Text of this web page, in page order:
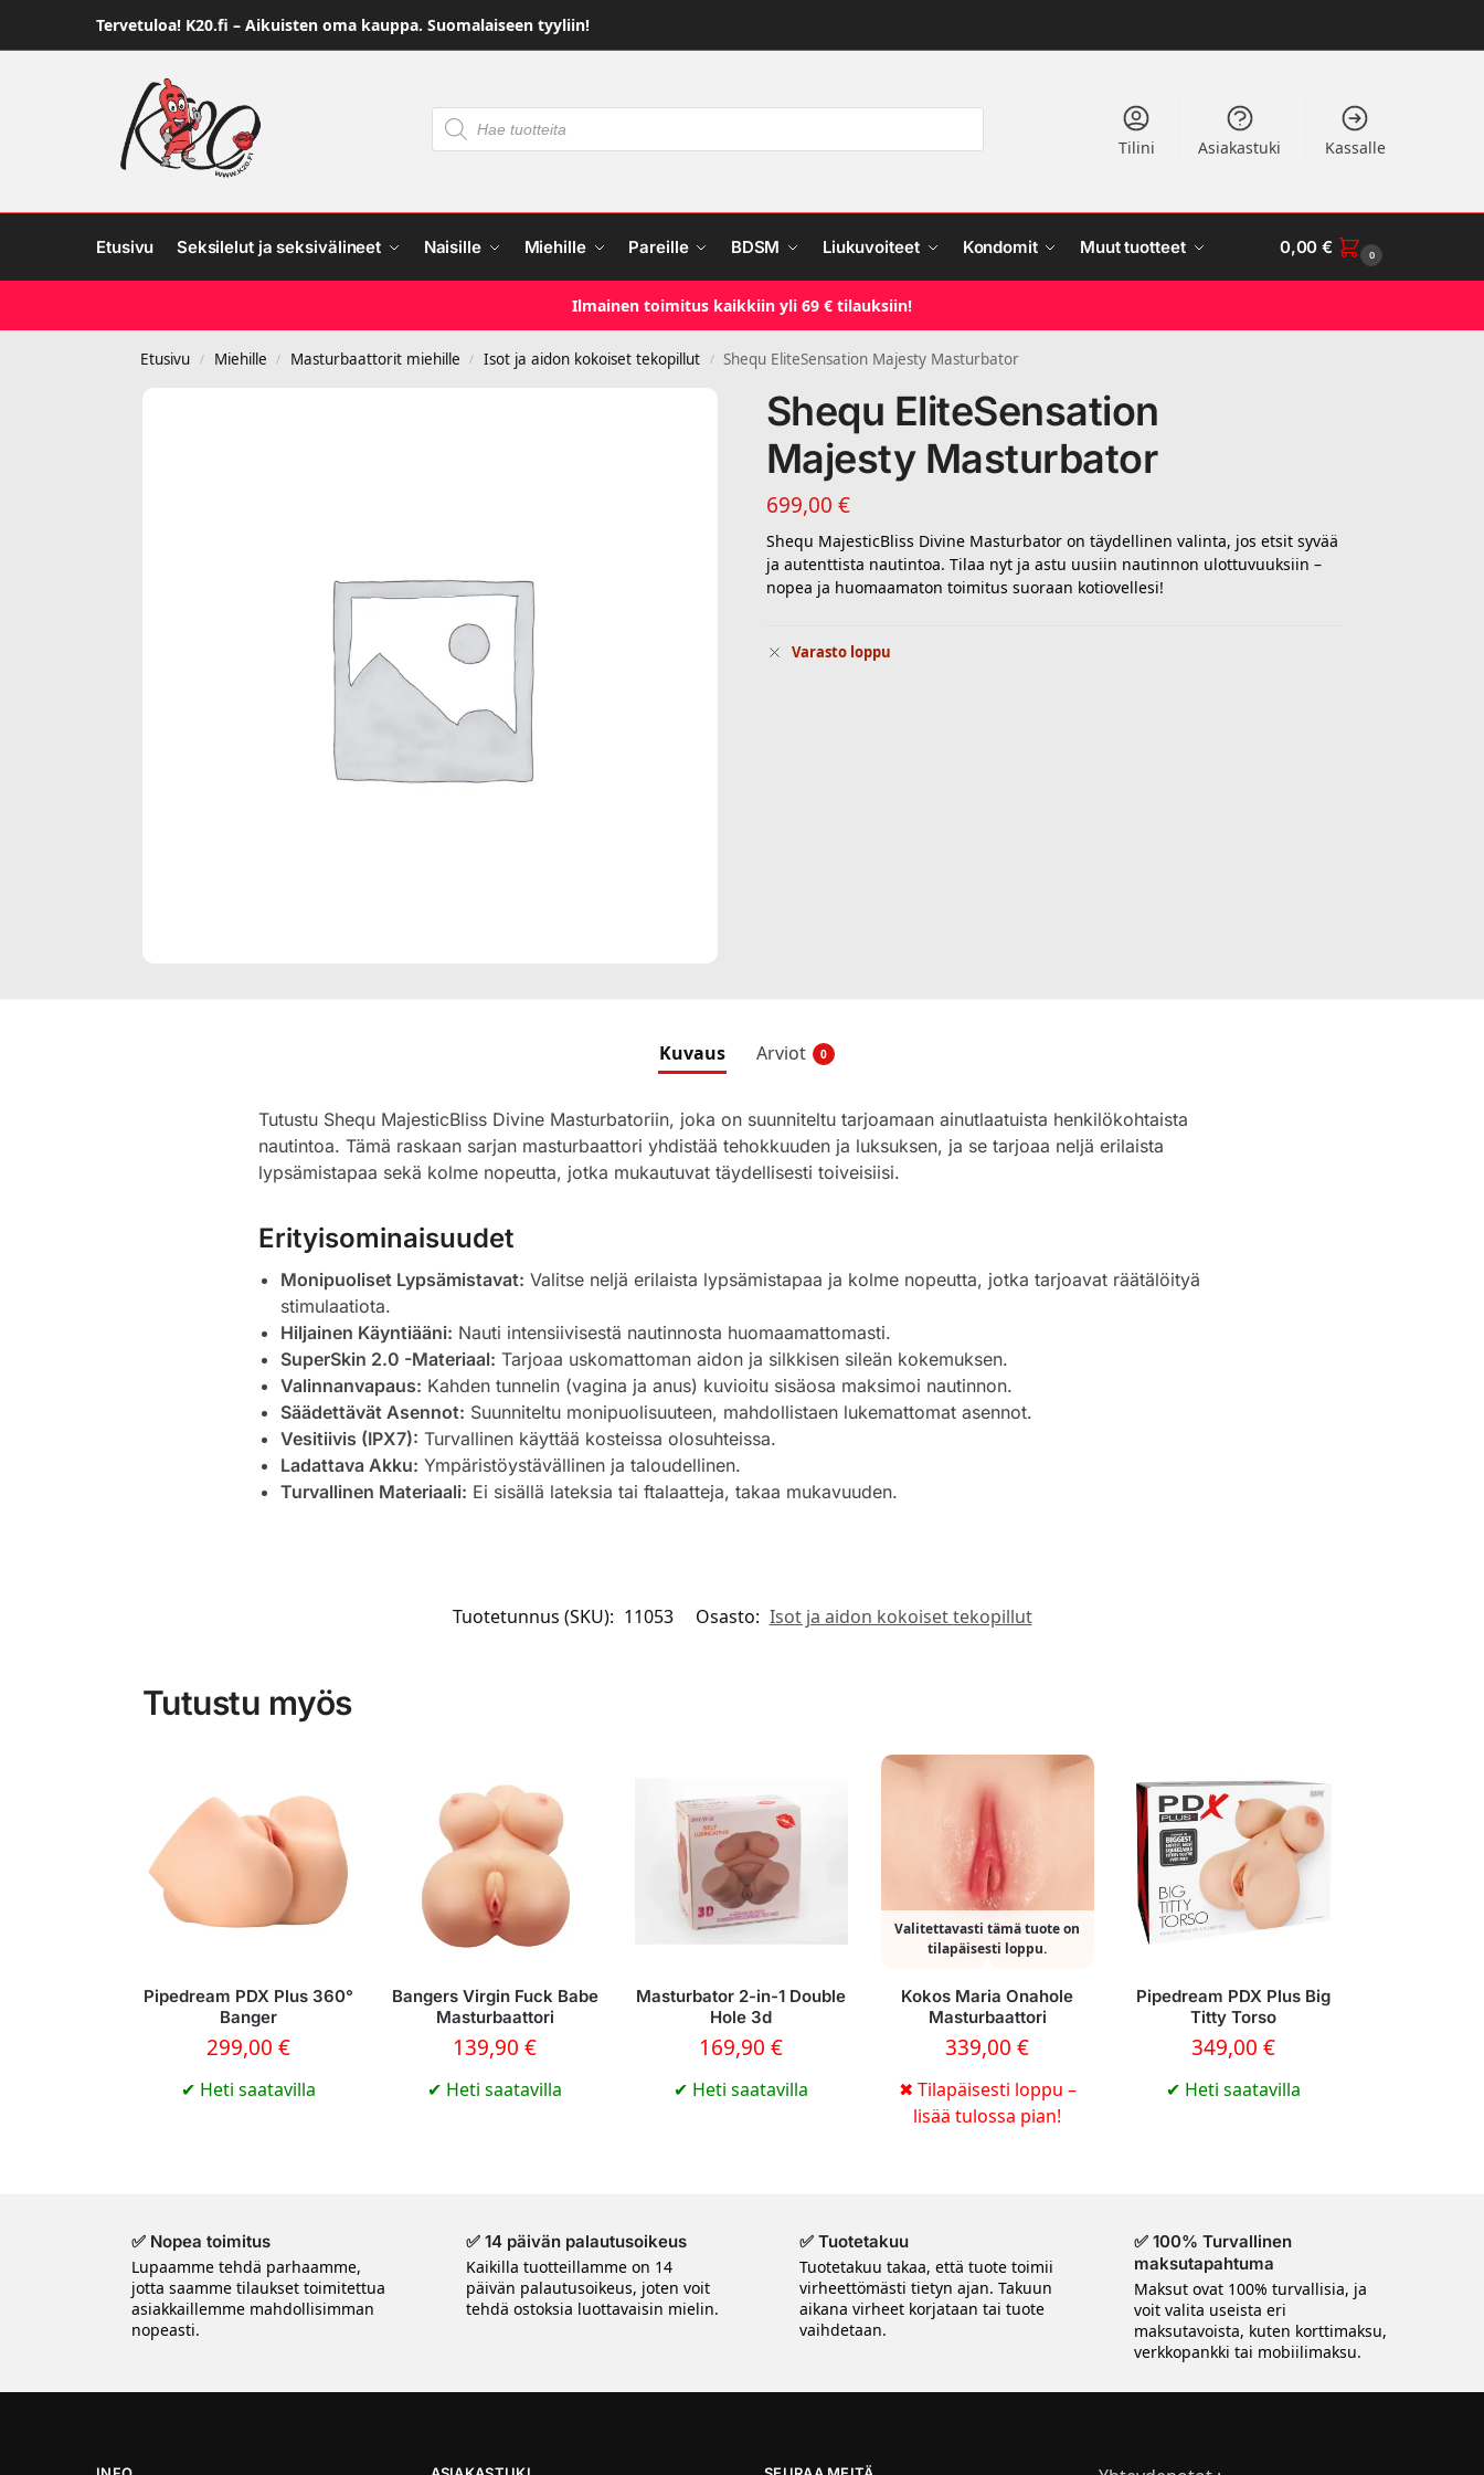
Tervetuloa! K20.fi – Aikuisten oma kauppa. Suomalaiseen tyyliin!
Tilini Asiakastuki Kassalle
Etusivu Seksilelut ja seksivälineet Naisille Miehille Pareille BDSM Liukuvoiteet Kondomit Muut tuotteet 0,00€ 0
Ilmainen toimitus kaikkiin yli 69 € tilauksiin!
Etusivu / Miehille / Masturbaattorit miehille / Isot ja aidon kokoiset tekopillut / Shequ EliteSensation Majesty Masturbator
Shequ EliteSensation
Majesty Masturbator
699,00 €
Shequ MajesticBliss Divine Masturbator on täydellinen valinta, jos etsit syvää
ja autenttista nautintoa. Tilaa nyt ja astu uusiin nautinnon ulottuvuuksiin –
nopea ja huomaamaton toimitus suoraan kotiovellesi!
Varasto loppu
Kuvaus Arviot 0
Tutustu Shequ MajesticBliss Divine Masturbatoriin, joka on suunniteltu tarjoamaan ainutlaatuista henkilökohtaista
nautintoa. Tämä raskaan sarjan masturbaattori yhdistää tehokkuuden ja luksuksen, ja se tarjoaa neljä erilaista
lypsämistapaa sekä kolme nopeutta, jotka mukautuvat täydellisesti toiveisiisi.
Erityisominaisuudet
Monipuoliset Lypsämistavat: Valitse neljä erilaista lypsämistapaa ja kolme nopeutta, jotka tarjoavat räätälöityä
stimulaatiota.
Hiljainen Käyntiääni: Nauti intensiivisestä nautinnosta huomaamattomasti.
SuperSkin 2.0 -Materiaal: Tarjoaa uskomattoman aidon ja silkkisen sileän kokemuksen.
Valinnanvapaus: Kahden tunnelin (vagina ja anus) kuvioitu sisäosa maksimoi nautinnon.
Säädettävät Asennot: Suunniteltu monipuolisuuteen, mahdollistaen lukemattomat asennot.
Vesitiivis (IPX7): Turvallinen käyttää kosteissa olosuhteissa.
Ladattava Akku: Ympäristöystävällinen ja taloudellinen.
Turvallinen Materiaali: Ei sisällä lateksia tai ftalaatteja, takaa mukavuuden.
Tuotetunnus (SKU): 11053 Osasto: Isot ja aidon kokoiset tekopillut
Tutustu myös
Pipedream PDX Plus 360°
Banger
299,00€
✔ Heti saatavilla
Bangers Virgin Fuck Babe
Masturbaattori
139,90€
✔ Heti saatavilla
Masturbator 2-in-1 Double
Hole 3d
169,90€
✔ Heti saatavilla
Valitettavasti tämä tuote on
tilapäisesti loppu.
Kokos Maria Onahole
Masturbaattori
339,00€
✖ Tilapäisesti loppu –
lisää tulossa pian!
Pipedream PDX Plus Big
Titty Torso
349,00€
✔ Heti saatavilla
✅ Nopea toimitus
Lupaamme tehdä parhaamme,
jotta saamme tilaukset toimitettua
asiakkaillemme mahdollisimman
nopeasti.
✅ 14 päivän palautusoikeus
Kaikilla tuotteillamme on 14
päivän palautusoikeus, joten voit
tehdä ostoksia luottavaisin mielin.
✅ Tuotetakuu
Tuotetakuu takaa, että tuote toimii
virheettömästi tietyn ajan. Takuun
aikana virheet korjataan tai tuote
vaihdetaan.
✅ 100% Turvallinen
maksutapahtuma
Maksut ovat 100% turvallisia, ja
voit valita useista eri
maksutavoista, kuten korttimaksu,
verkkopankki tai mobiilimaksu.